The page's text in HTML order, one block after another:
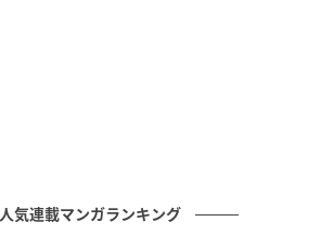
人気連載マンガランキング